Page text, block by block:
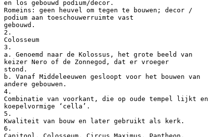
en los gebouwd podium/decor.
Romeins: geen heuvel om tegen te bouwen; decor /
podium aan toeschouwerruimte vast
gebouwd.
2.
Colosseum
3.
a. Genoemd naar de Kolossus, het grote beeld van
keizer Nero of de Zonnegod, dat er vroeger
stond.
b. Vanaf Middeleeuwen gesloopt voor het bouwen van
andere gebouwen.
4.
Combinatie van voorkant, die op oude tempel lijkt en
koepelvormige ‘cella’.
5.
Kwaliteit van bouw en later gebruikt als kerk.
6.